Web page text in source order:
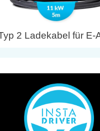
2 Ladekabel für E-